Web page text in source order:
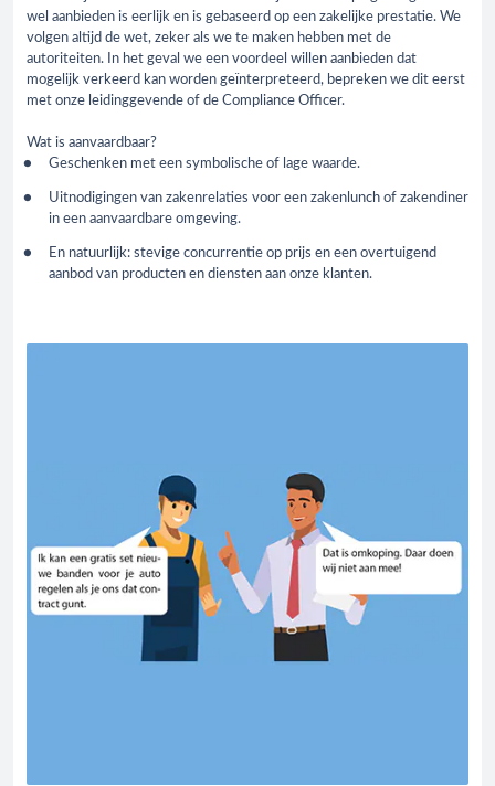
wel aanbieden is eerlijk en is gebaseerd op een zakelijke prestatie. We
volgen altijd de wet, zeker als we te maken hebben met de
autoriteiten. In het geval we een voordeel willen aanbieden dat
mogelijk verkeerd kan worden geïnterpreteerd, bepreken we dit eerst
met onze leidinggevende of de Compliance Officer.
Wat is aanvaardbaar?
Geschenken met een symbolische of lage waarde.
Uitnodigingen van zakenrelaties voor een zakenlunch of zakendiner
in een aanvaardbare omgeving.
En natuurlijk: stevige concurrentie op prijs en een overtuigend
aanbod van producten en diensten aan onze klanten.